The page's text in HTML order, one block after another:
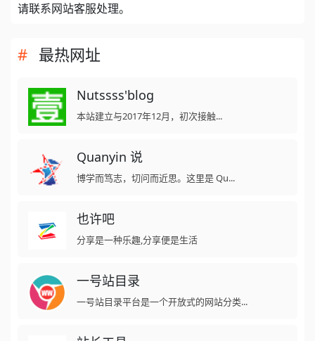
请联系网站客服处理。
最热网址
Nutssss'blog
本站建立与2017年12月，初次接触...
Quanyin 说
博学而笃志，切问而近思。这里是 Qu...
也许吧
分享是一种乐趣,分享便是生活
一号站目录
一号站目录平台是一个开放式的网站分类...